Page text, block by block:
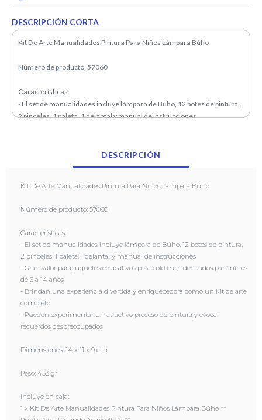
DESCRIPCIÓN CORTA
Kit De Arte Manualidades Pintura Para Niños Lámpara Búho
Número de producto: 57060
Características:
- El set de manualidades incluye lámpara de Búho, 12 botes de pintura,
2 pinceles, 1 paleta, 1 delantal y manual de instrucciones
- Brindan una experiencia divertida y enriquecedora como un kit de
recuerdos despreocupados
Dimensiones: 14 x 11 x 9 cm
1 x Kit De Arte Manualidades Pintura Para Niños Lámpara Búho **
Publicado utilizando Astroselling **
DESCRIPCIÓN
Kit De Arte Manualidades Pintura Para Niños Lámpara Búho
Número de producto: 57060
Características:
- El set de manualidades incluye lámpara de Búho, 12 botes de pintura,
2 pinceles, 1 paleta, 1 delantal y manual de instrucciones
- Gran valor para juguetes educativos para colorear, adecuados para niños
de 6 a 14 años
- Brindan una experiencia divertida y enriquecedora como un kit de arte
completo
- Pueden experimentar un atractivo proceso de pintura y evocar
recuerdos despreocupados
Dimensiones: 14 x 11 x 9 cm
Peso: 453 gr
Incluye en caja:
1 x Kit De Arte Manualidades Pintura Para Niños Lámpara Búho **